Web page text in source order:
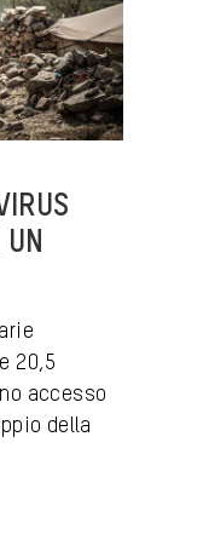
20,5
accesso
della